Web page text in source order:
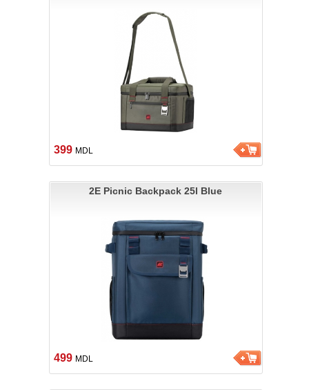
399 MDL
2E Picnic Backpack 25l Blue
499 MDL